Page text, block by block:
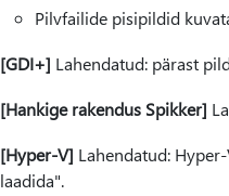
Pilvfailide pisipildid
[GDI+] Lahendatud: pärast
[Hankige rakendus Spikker]
[Hyper-V] Lahendatud:
laadida".